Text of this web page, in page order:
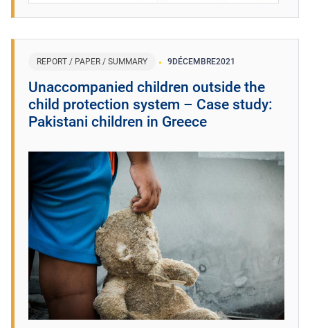
REPORT / PAPER / SUMMARY 9 DÉCEMBRE2021
Unaccompanied children outside the
child protection system – Case study:
Pakistani children in Greece